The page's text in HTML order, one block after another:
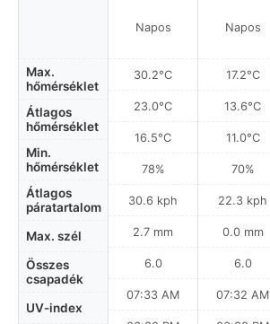
Max.
hőmérséklet
Átlagos
hőmérséklet
Min.
hőmérséklet
Átlagos
páratartalom
Max. szél
Összes
csapadék
UV-index
Napos
30.2°C
23.0°C
16.5°C
78%
30.6 kph
2.7 mm
6.0
07:33 AM
Napos
17.2°C
13.6°C
11.0°C
70%
22.3 kph
0.0 mm
6.0
07:32 AM